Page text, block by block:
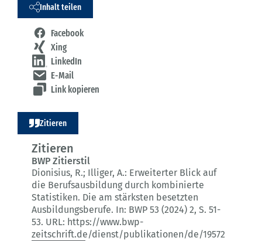
Inhalt teilen
Facebook
Xing
LinkedIn
E-Mail
Link kopieren
Zitieren
Zitieren
BWP Zitierstil
Dionisius, R.; Illiger, A.: Erweiterter Blick auf
die Berufsausbildung durch kombinierte
Statistiken. Die am stärksten besetzten
Ausbildungsberufe. In: BWP 53 (2024) 2, S. 51-
53. URL: https://www.bwp-
zeitschrift.de/dienst/publikationen/de/19572